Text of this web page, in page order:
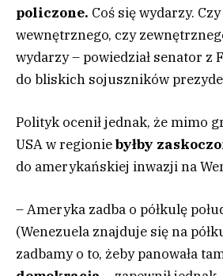
policzone. Coś się wydarzy.
wewnętrznego, czy
wydarzy – powiedział senator z
do bliskich sojuszników
Polityk ocenił jednak, że mimo
USA w regioniebyłby
do amerykańskiej inwazji na
– Ameryka zadba o półkulę
(Wenezuela znajduje się na
zadbamy o to, żeby panowała